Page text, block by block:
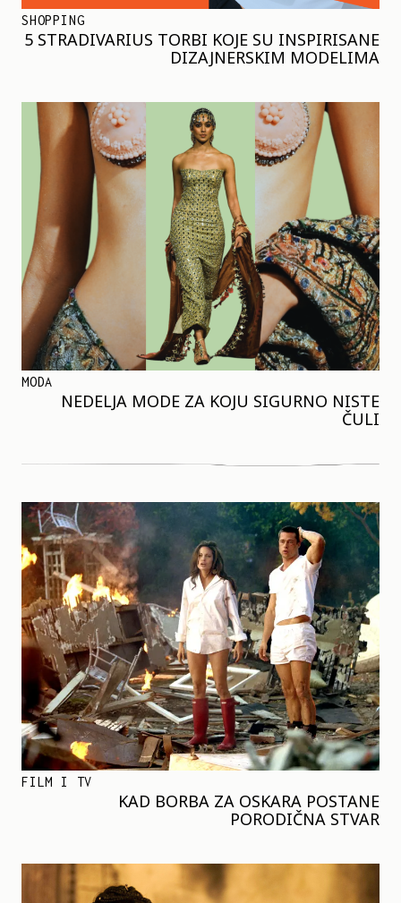
SHOPPING
5 STRADIVARIUS TORBI KOJE SU INSPIRISANE
DIZAJNERSKIM MODELIMA
MODA
NEDELJA MODE ZA KOJU SIGURNO NISTE
ČULI
FILM I TV
KAD BORBA ZA OSKARA POSTANE
PORODIČNA STVAR